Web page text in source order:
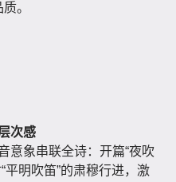
。
次感
意象串联全诗：开篇“夜吹
平明吹笛”的肃穆行进，激